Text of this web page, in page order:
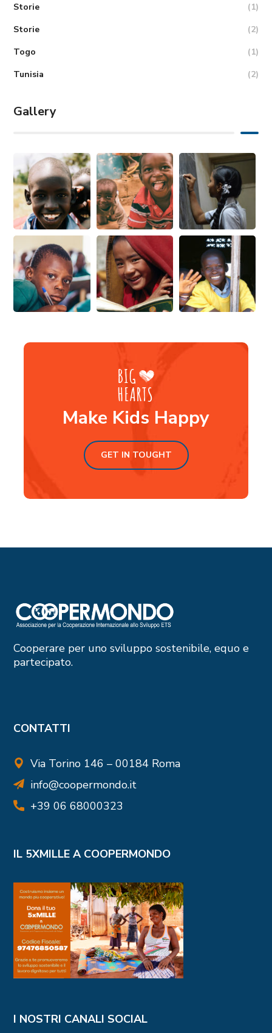
Storie
(1)
Storie
(2)
Togo
(1)
Tunisia
(2)
Gallery
Make Kids Happy
GET IN TOUGHT
Cooperare per uno sviluppo sostenibile, equo e
partecipato.
CONTATTI
Via Torino 146 – 00184 Roma
info@coopermondo.it
+39 06 68000323
IL 5XMILLE A COOPERMONDO
I NOSTRI CANALI SOCIAL